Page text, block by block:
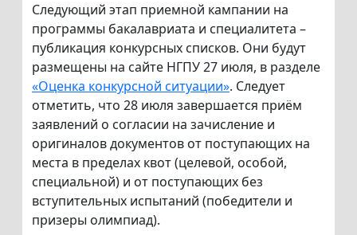
Следующий этап приемной кампании на
программы бакалавриата и специалитета –
публикация конкурсных списков. Они будут
размещены на сайте НГПУ 27 июля, в разделе
«Оценка конкурсной ситуации». Следует
отметить, что 28 июля завершается приём
заявлений о согласии на зачисление и
оригиналов документов от поступающих на
места в пределах квот (целевой, особой,
специальной) и от поступающих без
вступительных испытаний (победители и
призеры олимпиад).